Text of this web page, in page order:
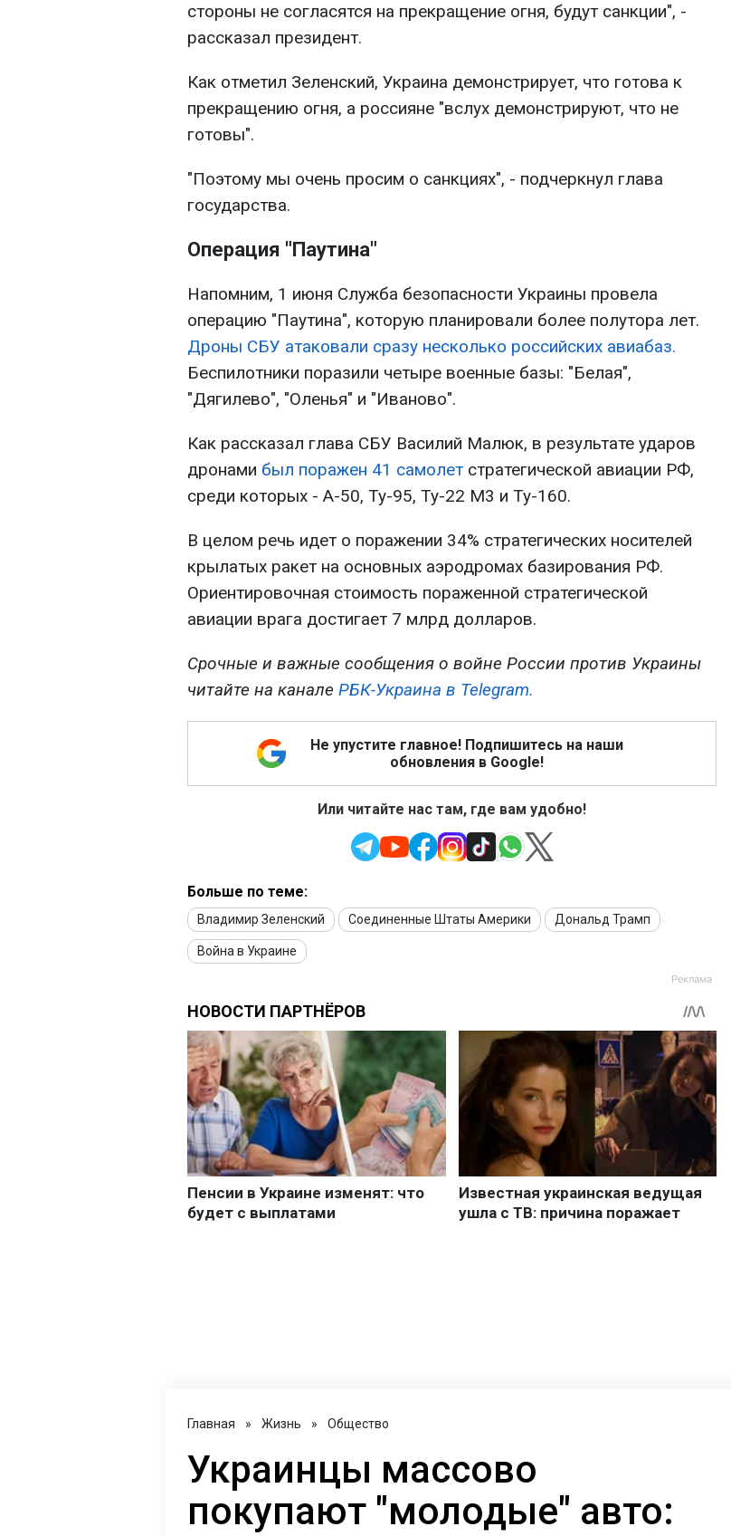
стороны не согласятся на прекращение огня, будут санкции", -
рассказал президент.
Как отметил Зеленский, Украина демонстрирует, что готова к
прекращению огня, а россияне "вслух демонстрируют, что не
готовы".
"Поэтому мы очень просим о санкциях", - подчеркнул глава
государства.
Операция "Паутина"
Напомним, 1 июня Служба безопасности Украины провела
операцию "Паутина", которую планировали более полутора лет.
Дроны СБУ атаковали сразу несколько российских авиабаз.
Беспилотники поразили четыре военные базы: "Белая",
"Дягилево", "Оленья" и "Иваново".
Как рассказал глава СБУ Василий Малюк, в результате ударов
дронами был поражен 41 самолет стратегической авиации РФ,
среди которых - А-50, Ту-95, Ту-22 М3 и Ту-160.
В целом речь идет о поражении 34% стратегических носителей
крылатых ракет на основных аэродромах базирования РФ.
Ориентировочная стоимость пораженной стратегической
авиации врага достигает 7 млрд долларов.
Срочные и важные сообщения о войне России против Украины
читайте на канале РБК-Украина в Telegram.
Не упустите главное! Подпишитесь на наши
обновления в Google!
Или читайте нас там, где вам удобно!
Больше по теме:
Владимир Зеленский Соединенные Штаты Америки Дональд Трамп
Война в Украине
Главная » Жизнь » Общество
Украинцы массово
покупают "молодые" авто: